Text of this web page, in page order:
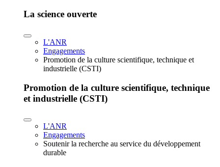
La science ouverte
L'ANR
Engagements
Promotion de la culture scientifique, technique et
industrielle (CSTI)
Promotion de la culture scientifique, technique
et industrielle (CSTI)
L'ANR
Engagements
Soutenir la recherche au service du développement
durable